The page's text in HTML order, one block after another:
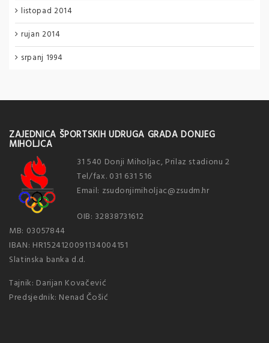
listopad 2014
rujan 2014
srpanj 1994
ZAJEDNICA ŠPORTSKIH UDRUGA GRADA DONJEG
MIHOLJCA
31 540 Donji Miholjac, Prilaz stadionu 2
Tel/fax. 031 631 516
Email: zsudonjimiholjac@zsudm.hr
OIB: 32838731612
MB: 03057844
IBAN: HR1524120091134004151
Slatinska banka d.d.
Tajnik: Darijan Kovačević
Predsjednik: Nenad Čošić